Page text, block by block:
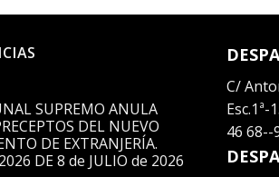
SUPREMO ANULA
DEL NUEVO
DE EXTRANJERÍA.
DE 8 de JULIO de 2026
C/
Esc.1ª-
46 68--